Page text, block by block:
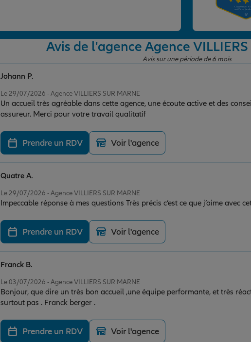
Avis de l'agence Agence
Avis sur une période de 6 mois
Le 29/07/2026 - Agence VILLIERS SUR MARNE
Un accueil très agréable dans cette agence, une écoute active et des
assureur. Merci pour votre travail qualitatif
Johann P.
Prendre un RDV Voir l'agence
Le 29/07/2026 - Agence VILLIERS SUR MARNE
Impeccable réponse à mes questions Très précis c’est ce que j’aime avec
Quatre A.
Prendre un RDV Voir l'agence
Le 03/07/2026 - Agence VILLIERS SUR MARNE
Bonjour, que dire un très bon accueil ,une équipe performante, et très
surtout pas . Franck berger .
Franck B.
Prendre un RDV Voir l'agence